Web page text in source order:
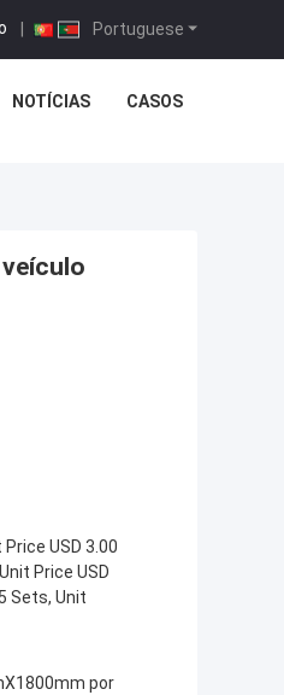
Portuguese
|
NOTÍCIAS CASOS
USD 3.00
Price USD
Sets, Unit
por